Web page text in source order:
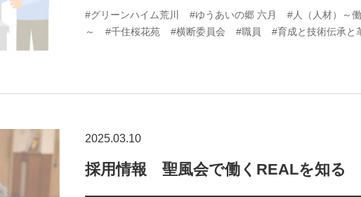
#グリーンハイム荒川 #ゆうあいの郷 六月
#人（人材）～
～
#千住桜花苑 #横断委員会 #職員 #育成と技術伝承と
2025.03.10
採用情報 聖風会で働くREALを知る